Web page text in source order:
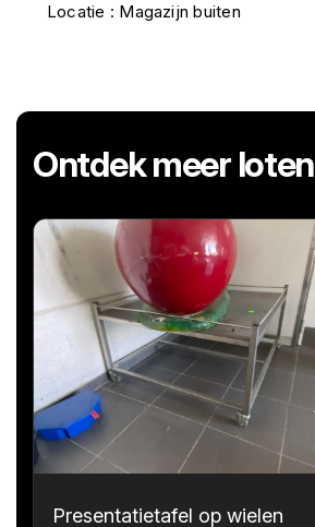
Locatie : Magazijn buiten
Ontdek meer loten
Presentatietafel op wielen